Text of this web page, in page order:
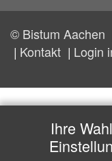
© Bistum Aachen
Kontakt
Login
Ihre